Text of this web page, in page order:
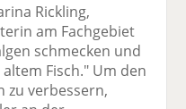
Rickling,
am Fachgebiet
schmecken und
Fisch." Um den
zu verbessern,